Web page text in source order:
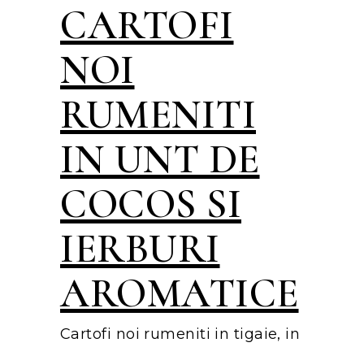
CARTOFI
NOI
RUMENITI
IN UNT DE
COCOS SI
IERBURI
AROMATICE
Cartofi noi rumeniti in tigaie, in